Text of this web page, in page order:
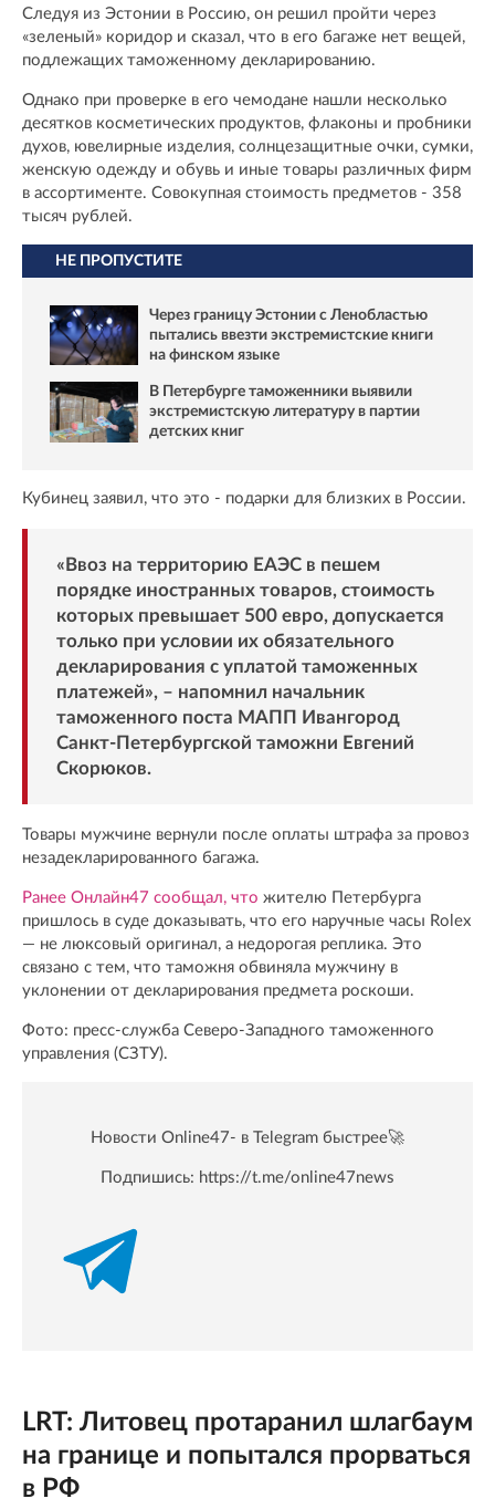
Следуя из Эстонии в Россию, он решил пройти через
«зеленый» коридор и сказал, что в его багаже нет вещей,
подлежащих таможенному декларированию.
Однако при проверке в его чемодане нашли несколько
десятков косметических продуктов, флаконы и пробники
духов, ювелирные изделия, солнцезащитные очки, сумки,
женскую одежду и обувь и иные товары различных фирм
в ассортименте. Совокупная стоимость предметов - 358
тысяч рублей.
НЕ ПРОПУСТИТЕ
Через границу Эстонии с Ленобластью
пытались ввезти экстремистские книги
на финском языке
В Петербурге таможенники выявили
экстремистскую литературу в партии
детских книг
Кубинец заявил, что это - подарки для близких в России.
«Ввоз на территорию ЕАЭС в пешем
порядке иностранных товаров, стоимость
которых превышает 500 евро, допускается
только при условии их обязательного
декларирования с уплатой таможенных
платежей», – напомнил начальник
таможенного поста МАПП Ивангород
Санкт-Петербургской таможни Евгений
Скорюков.
Товары мужчине вернули после оплаты штрафа за провоз
незадекларированного багажа.
Ранее Онлайн47 сообщал, что жителю Петербурга
пришлось в суде доказывать, что его наручные часы Rolex
— не люксовый оригинал, а недорогая реплика. Это
связано с тем, что таможня обвиняла мужчину в
уклонении от декларирования предмета роскоши.
Фото: пресс-служба Северо-Западного таможенного
управления (СЗТУ).
Новости Online47- в Telegram быстрее🚀
Подпишись: https://t.me/online47news
LRT: Литовец протаранил шлагбаум
на границе и попытался прорваться
в РФ